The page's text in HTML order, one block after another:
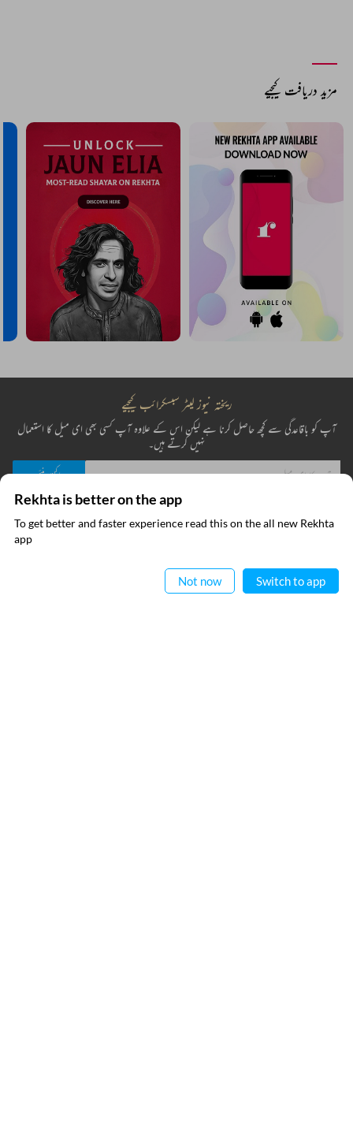
مزید دریافت کیجیے
ریختہ نیوز لیٹر سبسکرائب کیجیے
آپ کو باقاعدگی سے کچھ حاصل کرنا ہے لیکن اس کے علاوہ آپ کسی بھی ای میل کا استعمال
نہیں کرتے ہیں۔
پڑھ لی ہے اور اس سے متفق ہوں
فوری رابطے معلومات
Rekhta is better on the app
To get better and faster experience read this on the all new Rekhta
app
Not now Switch to app